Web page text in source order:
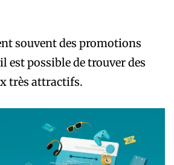
souvent des promotions
est possible de trouver des
très attractifs.